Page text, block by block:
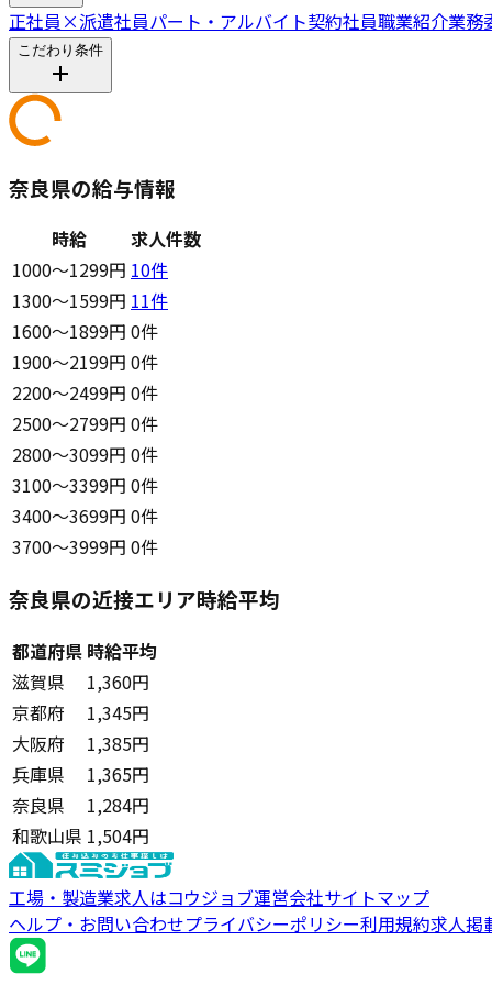
正社員 ×派遣社員パート・アルバイト契約社員職業紹介業務
こだわり条件
奈良県の給与情報
時給
求人件数
1000〜1299円 10件
1300〜1599円 11件
1600〜1899円 0件
1900〜2199円 0件
2200〜2499円 0件
2500〜2799円 0件
2800〜3099円 0件
3100〜3399円 0件
3400〜3699円 0件
3700〜3999円 0件
奈良県の近接エリア時給平均
都道府県 時給平均
滋賀県
1,360円
京都府
1,345円
大阪府
1,385円
兵庫県
1,365円
奈良県
1,284円
和歌山県 1,504円
工場・製造業求人はコウジョブ運営会社サイトマップ
ヘルプ・お問い合わせプライバシーポリシー利用規約求人掲